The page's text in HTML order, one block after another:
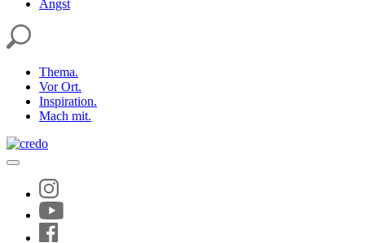
Angst
Thema.
Vor Ort.
Inspiration.
Mach mit.